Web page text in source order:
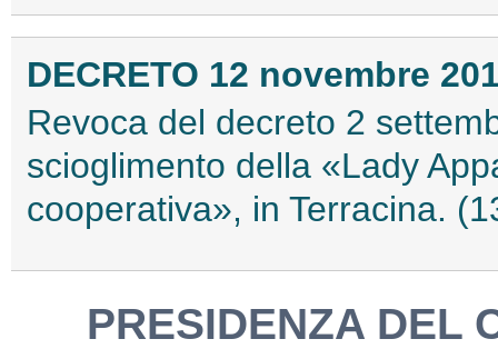
DECRETO 12 novembre
Revoca del decreto 2
scioglimento della «Lady
cooperativa», in Terracina.
PRESIDENZA DEL